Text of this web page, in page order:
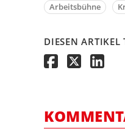
Arbeitsbühne
DIESEN ARTIKEL